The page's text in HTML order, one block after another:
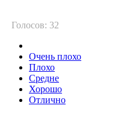
Голосов: 32
Очень плохо
Плохо
Средне
Хорошо
Отлично